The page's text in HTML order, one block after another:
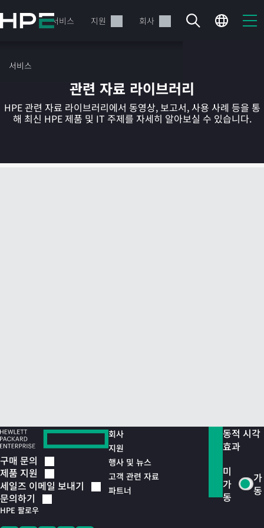
요
뛰
제품 서비스 지원 회사
서비스
현재 장바구니가 비어있습니다
관련 자료 라이브러리
HPE 관련 자료 라이브러리에서 동영상, 보고서, 사용 사례 등을 통
해 최신 HPE 제품 및 IT 주제를 자세히 알아보실 수 있습니다.
구매 문의
제품 지원
세일즈 이메일 보내기
문의하기
HPE 팔로우
회사
지원
행사 및 뉴스
고객 관련 자료
파트너
동적 시각
효과
미
가
동
가
동